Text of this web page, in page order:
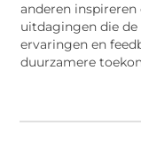
anderen inspireren
uitdagingen die
ervaringen en
duurzamere